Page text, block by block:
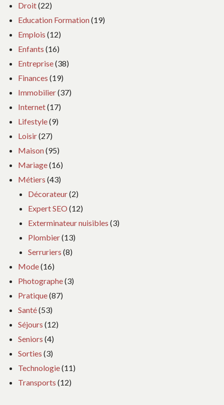
Droit(22)
Education Formation(19)
Emplois (12)
Enfants (16)
Entreprise(38)
Finances (19)
Immobilier(37)
Internet(17)
Lifestyle(9)
Loisir(27)
Maison(95)
Mariage(16)
Métiers (43)
Décorateur(2)
Expert SEO (12)
Exterminateur nuisibles (3)
Plombier(13)
Serruriers (8)
Mode(16)
Photographe(3)
Pratique(87)
Santé(53)
Séjours (12)
Seniors (4)
Sorties (3)
Technologie(11)
Transports (12)